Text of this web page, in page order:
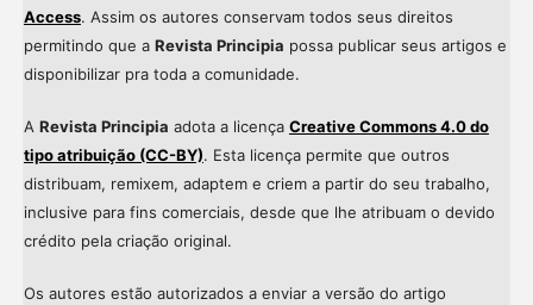
Access. Assim os autores conservam todos seus direitos
permitindo que a Revista Principia possa publicar seus artigos e
disponibilizar pra toda a comunidade.
A Revista Principia adota a licença Creative Commons 4.0 do
tipo atribuição (CC-BY). Esta licença permite que outros
distribuam, remixem, adaptem e criem a partir do seu trabalho,
inclusive para fins comerciais, desde que lhe atribuam o devido
crédito pela criação original.
Os autores estão autorizados a enviar a versão do artigo